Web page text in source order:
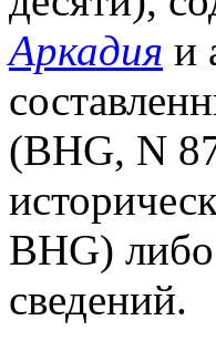
Аркадия и
(BHG, N
BHG)
сведений.